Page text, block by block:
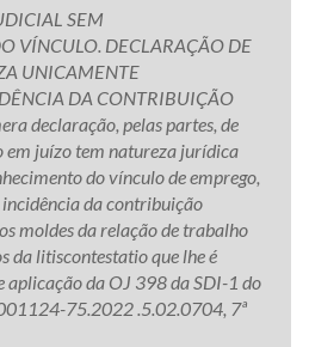
SEM
VÍNCULO. DECLARAÇÃO DE
UNICAMENTE
DA CONTRIBUIÇÃO
declaração, pelas partes, de
em juízo tem natureza jurídica
do vínculo de emprego,
da contribuição
moldes da relação de trabalho
da litiscontestatio que lhe é
aplicação da OJ 398 da SDI-1 do
75.2022 .5.02.0704, 7ª